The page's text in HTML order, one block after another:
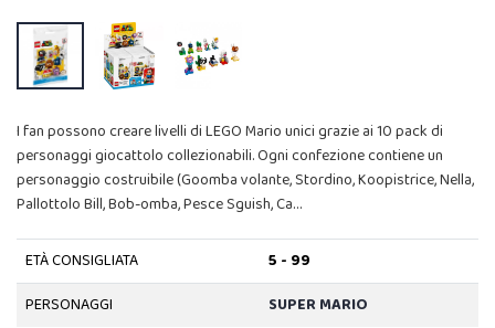
I fan possono creare livelli di LEGO Mario unici grazie ai 10 pack di
personaggi giocattolo collezionabili. Ogni confezione contiene un
personaggio costruibile (Goomba volante, Stordino, Koopistrice, Nella,
Pallottolo Bill, Bob-omba, Pesce Sguish, Ca…
ETÀ CONSIGLIATA
5 - 99
PERSONAGGI
SUPER MARIO